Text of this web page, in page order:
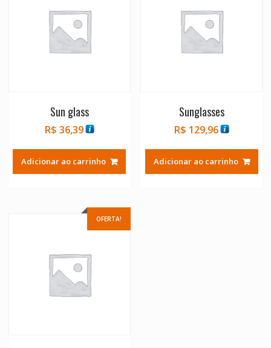
Sun glass
R$ 36,39
Adicionar ao carrinho
Sunglasses
R$ 129,96
Adicionar ao carrinho
OFERTA!